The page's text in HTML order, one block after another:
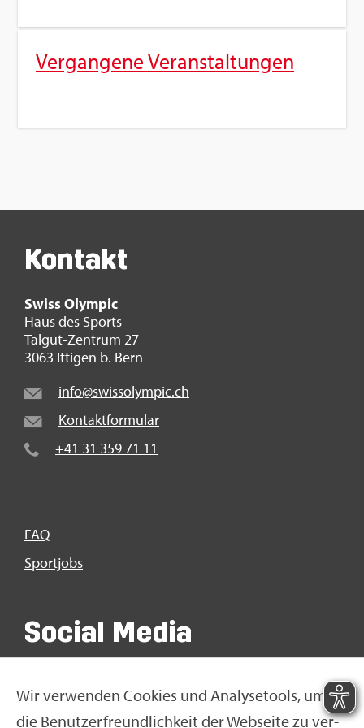
Ver­gan­ge­ne Ver­an­stal­tun­gen
Wir ver­wen­den Coo­kies und Ana­ly­se­tools, um
die Be­nut­zer­freund­lich­keit der Web­sei­te zu ver­
Kon­takt
Swiss Olym­pic
Haus des Sports
Tal­gut-Zen­trum 27
3063 It­ti­gen b. Bern
info@​swi​ssol​ympi​c.​ch
Kon­takt­for­mu­lar
+41 31 359 71 11
FAQ
Sport­jobs
So­ci­al Media